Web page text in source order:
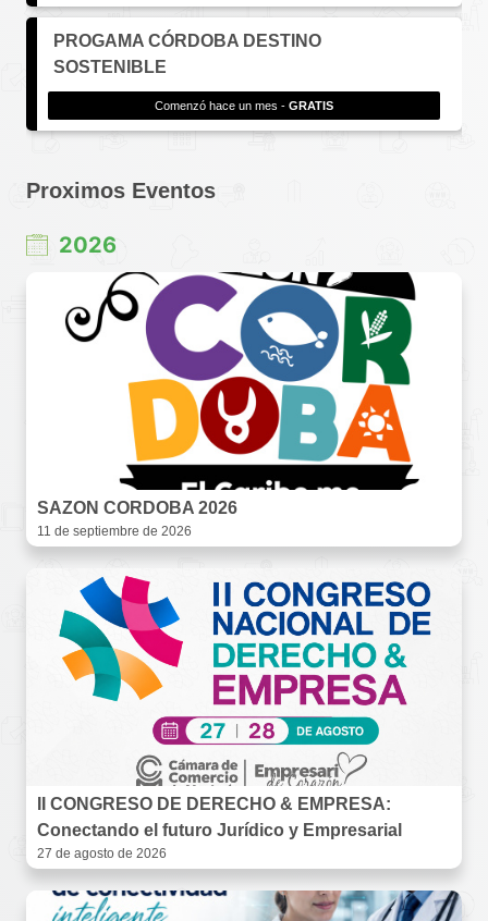
PROGAMA CÓRDOBA DESTINO
SOSTENIBLE
Comenzó hace un mes - GRATIS
Proximos Eventos
2026
SAZON CORDOBA 2026
11 de septiembre de 2026
II CONGRESO DE DERECHO & EMPRESA:
Conectando el futuro Jurídico y Empresarial
27 de agosto de 2026